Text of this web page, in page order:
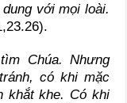
với mọi loài.
Chúa. Nhưng
có khi mặc
khắt khe. Có khi